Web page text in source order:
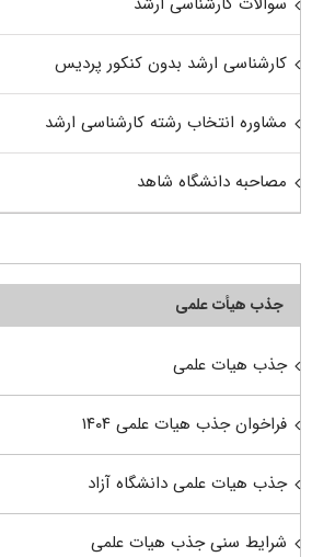
کارشناسی ارشد بدون کنکور پردیس
مشاوره انتخاب رشته کارشناسی ارشد
مصاحبه دانشگاه شاهد
جذب هیأت علمی
جذب هیات علمی
فراخوان جذب هیات علمی ۱۴۰۴
جذب هیات علمی دانشگاه آزاد
شرایط سنی جذب هیات علمی